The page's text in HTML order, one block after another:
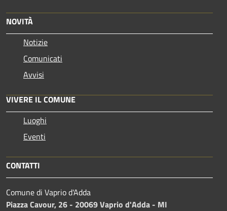
NOVITÀ
Notizie
Comunicati
Avvisi
VIVERE IL COMUNE
Luoghi
Eventi
CONTATTI
Comune di Vaprio d'Adda
Piazza Cavour, 26 - 20069 Vaprio d'Adda - MI